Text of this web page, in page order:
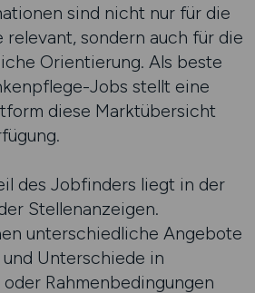
sind nicht nur für die
relevant, sondern auch für die
Orientierung. Als beste
Jobs stellt eine
diese Marktübersicht
des Jobfinders liegt in der
Stellenanzeigen.
unterschiedliche Angebote
Unterschiede in
Rahmenbedingungen